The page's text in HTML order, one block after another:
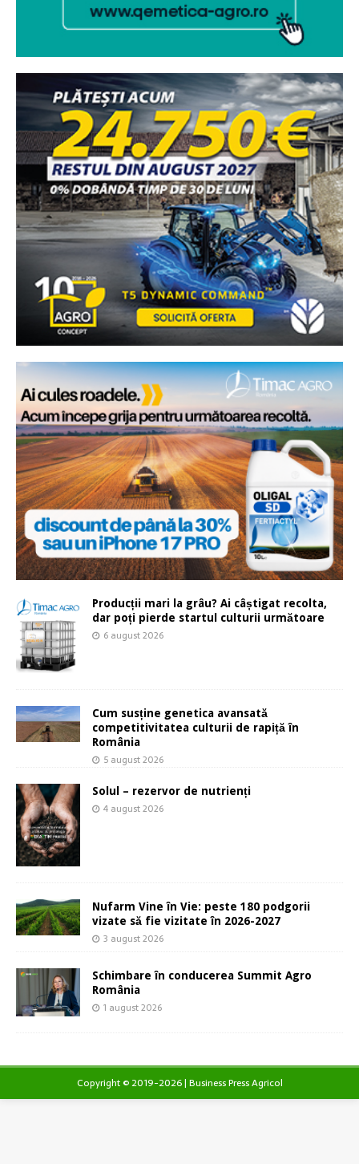
Producții mari la grâu? Ai câștigat recolta,
dar poți pierde startul culturii următoare
6 august 2026
Cum susține genetica avansată
competitivitatea culturii de rapiță în
România
5 august 2026
Solul – rezervor de nutrienți
4 august 2026
Nufarm Vine în Vie: peste 180 podgorii
vizate să fie vizitate în 2026-2027
3 august 2026
Schimbare în conducerea Summit Agro
România
1 august 2026
Copyright © 2019-2026 | Business Press Agricol